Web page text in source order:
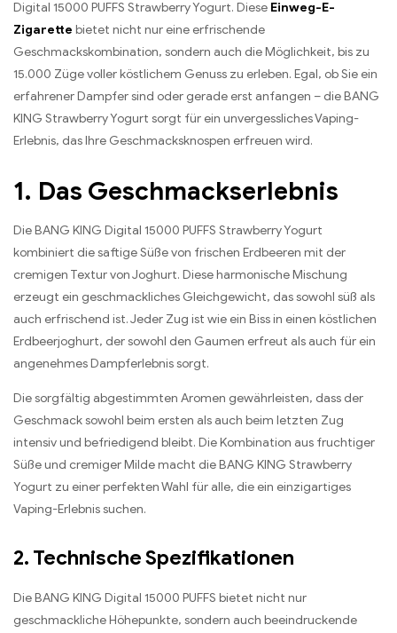
Digital 15000 PUFFS Strawberry Yogurt. Diese Einweg-E-
Zigarette bietet nicht nur eine erfrischende
Geschmackskombination, sondern auch die Möglichkeit, bis zu
15.000 Züge voller köstlichem Genuss zu erleben. Egal, ob Sie ein
erfahrener Dampfer sind oder gerade erst anfangen – die BANG
KING Strawberry Yogurt sorgt für ein unvergessliches Vaping-
Erlebnis, das Ihre Geschmacksknospen erfreuen wird.
1. Das Geschmackserlebnis
Die BANG KING Digital 15000 PUFFS Strawberry Yogurt
kombiniert die saftige Süße von frischen Erdbeeren mit der
cremigen Textur von Joghurt. Diese harmonische Mischung
erzeugt ein geschmackliches Gleichgewicht, das sowohl süß als
auch erfrischend ist. Jeder Zug ist wie ein Biss in einen köstlichen
Erdbeerjoghurt, der sowohl den Gaumen erfreut als auch für ein
angenehmes Dampferlebnis sorgt.
Die sorgfältig abgestimmten Aromen gewährleisten, dass der
Geschmack sowohl beim ersten als auch beim letzten Zug
intensiv und befriedigend bleibt. Die Kombination aus fruchtiger
Süße und cremiger Milde macht die BANG KING Strawberry
Yogurt zu einer perfekten Wahl für alle, die ein einzigartiges
Vaping-Erlebnis suchen.
2. Technische Spezifikationen
Die BANG KING Digital 15000 PUFFS bietet nicht nur
geschmackliche Höhepunkte, sondern auch beeindruckende